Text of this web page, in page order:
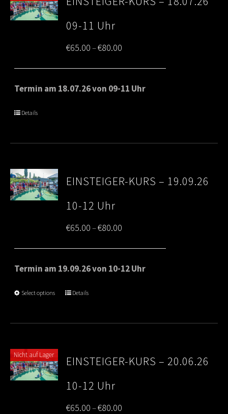
09-11 Uhr
€65.00–€80.00
range:
€65.00
Termin am 18.07.26 von 09-11 Uhr
Details
EINSTEIGER-KURS – 19.09.26
10-12 Uhr
€65.00–€80.00
range:
€65.00
Termin am 19.09.26 von 10-12 Uhr
Select options Details
Nicht auf Lager
EINSTEIGER-KURS – 20.06.26
10-12 Uhr
€65.00–€80.00